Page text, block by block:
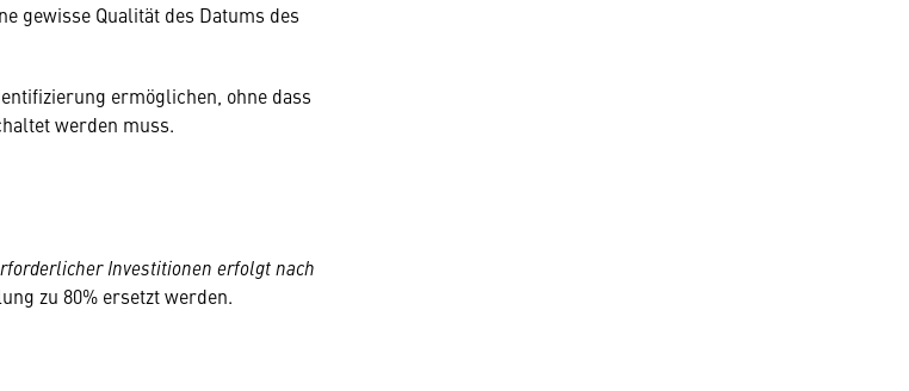
gewisse Qualität des Datums des
ermöglichen, ohne dass
werden muss.
Investitionen erfolgt nach
zu 80% ersetzt werden.